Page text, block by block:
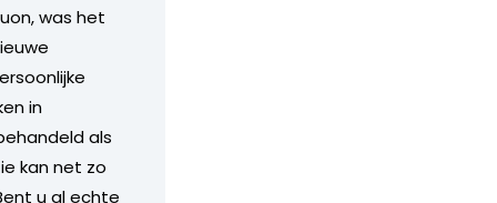
was het
in
als
kan net zo
u al echte